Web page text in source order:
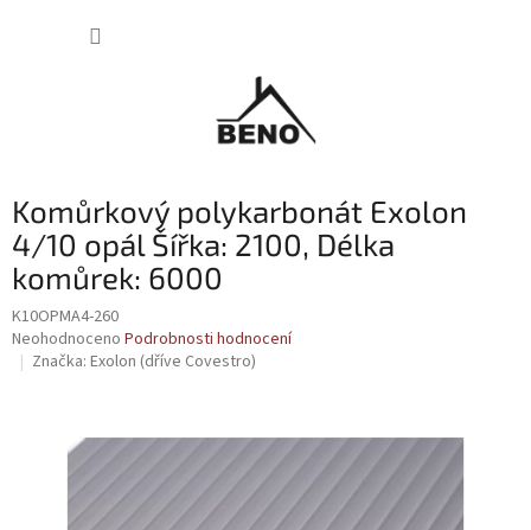
Komůrkový polykarbonát Exolon
4/10 opál Šířka: 2100, Délka
komůrek: 6000
K10OPMA4-260
Průměrné
hodnocení
hvězdiček.
Neohodnoceno Podrobnosti hodnocení
Značka: Exolon (dříve Covestro)